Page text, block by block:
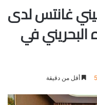
بيني غانتس لدى
البحريني في
أقل من دقيقة